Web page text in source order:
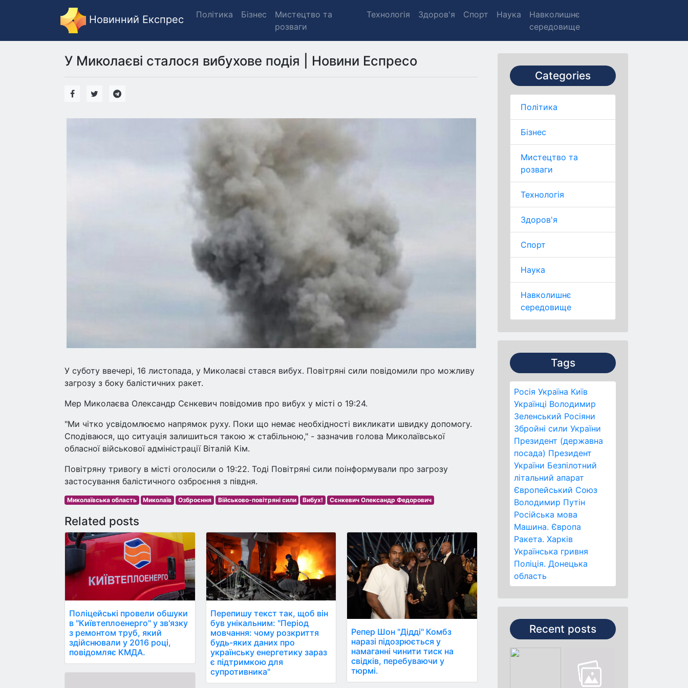
Новинний Експрес Політика Бізнес
Мистецтво та
розваги
Технологія Здоров'я Спорт Наука
Навколишнє
середовище
Categories
Політика
Бізнес
Мистецтво та
розваги
Технологія
Здоров'я
Спорт
Наука
Навколишнє
середовище
Tags
Росія Україна Київ
Українці Володимир
Зеленський Росіяни
Збройні сили України
Президент (державна
посада) Президент
України Безпілотний
літальний апарат
Європейський Союз
Володимир Путін
Російська мова
Машина. Європа
Ракета. Харків
Українська гривня
Поліція. Донецька
область
Recent posts
У Миколаєві сталося вибухове подія | Новини Еспресо
У суботу ввечері, 16 листопада, у Миколаєві стався вибух. Повітряні сили повідомили про можливу
загрозу з боку балістичних ракет.
Мер Миколаєва Олександр Сєнкевич повідомив про вибух у місті о 19:24.
"Ми чітко усвідомлюємо напрямок руху. Поки що немає необхідності викликати швидку допомогу.
Сподіваюся, що ситуація залишиться такою ж стабільною," - зазначив голова Миколаївської
обласної військової адміністрації Віталій Кім.
Повітряну тривогу в місті оголосили о 19:22. Тоді Повітряні сили поінформували про загрозу
застосування балістичного озброєння з півдня.
Миколаївська область Миколаїв Озброєння Військово-повітряні сили Вибух! Сєнкевич Олександр Федорович
Related posts
Поліцейські провели обшуки
в "Київтеплоенерго" у зв'язку
з ремонтом труб, який
здійснювали у 2016 році,
повідомляє КМДА.
Перепишу текст так, щоб він
був унікальним: "Період
мовчання: чому розкриття
будь-яких даних про
українську енергетику зараз
є підтримкою для
супротивника"
Репер Шон "Дідді" Комбз
наразі підозрюється у
намаганні чинити тиск на
свідків, перебуваючи у
тюрмі.